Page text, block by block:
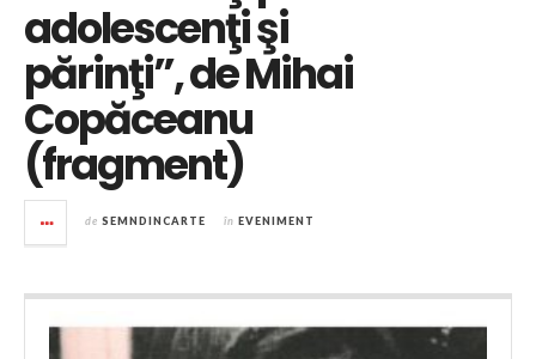
adolescenţi şi
părinţi”, de Mihai
Copăceanu
(fragment)
de SEMNDINCARTE în EVENIMENT